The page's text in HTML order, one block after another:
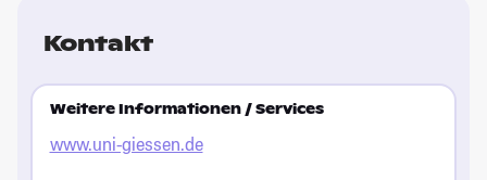
Kontakt
Weitere Informationen / Services
www.uni-giessen.de